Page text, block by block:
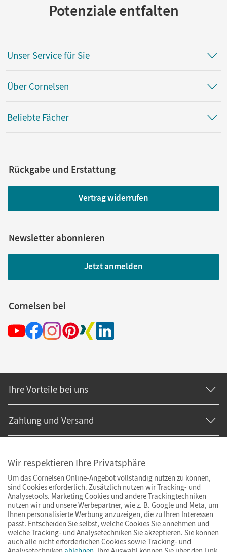
Potenziale entfalten
Unser Service für Sie
Über Cornelsen
Beliebte Fächer
Rückgabe und Erstattung
Vertrag widerrufen
Newsletter abonnieren
Jetzt anmelden
Cornelsen bei
Ihre Vorteile bei uns
Zahlung und Versand
Wir respektieren Ihre Privatsphäre
Um das Cornelsen Online-Angebot vollständig nutzen zu können,
sind Cookies erforderlich. Zusätzlich nutzen wir Tracking- und
Analysetools. Marketing Cookies und andere Trackingtechniken
nutzen wir und unsere Werbepartner, wie z. B. Google und Meta, um
Ihnen personalisierte Werbung anzuzeigen, die zu Ihren Interessen
passt. Entscheiden Sie selbst, welche Cookies Sie annehmen und
welche Tracking- und Analysetechniken Sie akzeptieren. Sie können
auch alle nicht erforderlichen Cookies sowie Tracking- und